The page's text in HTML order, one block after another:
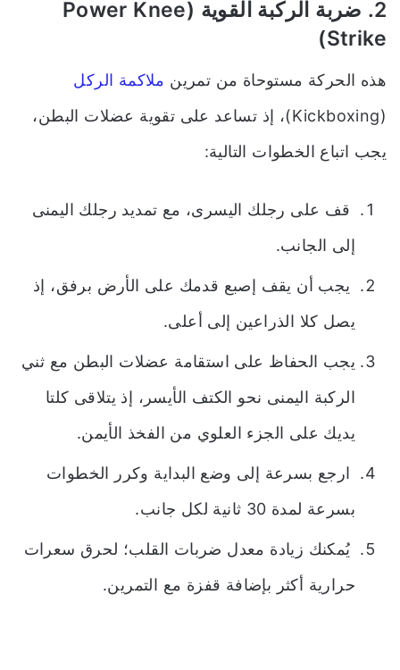
2. ضربة الركبة القوية (Power Knee
Strike)
هذه الحركة مستوحاة من تمرين ملاكمة الركل
(Kickboxing)، إذ تساعد على تقوية عضلات البطن،
يجب اتباع الخطوات التالية:
قف على رجلك اليسرى، مع تمديد رجلك اليمنى
إلى الجانب.
يجب أن يقف إصبع قدمك على الأرض برفق، إذ
يصل كلا الذراعين إلى أعلى.
يجب الحفاظ على استقامة عضلات البطن مع ثني
الركبة اليمنى نحو الكتف الأيسر، إذ يتلاقى كلتا
يديك على الجزء العلوي من الفخذ الأيمن.
ارجع بسرعة إلى وضع البداية وكرر الخطوات
بسرعة لمدة 30 ثانية لكل جانب.
يُمكنك زيادة معدل ضربات القلب؛ لحرق سعرات
حرارية أكثر بإضافة قفزة مع التمرين.